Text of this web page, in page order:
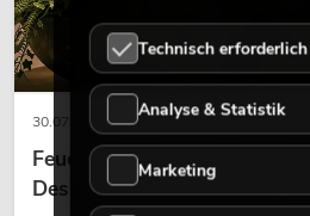
30.07.2026
Feuerhemmende
Design perfekt kombiniert
Technisch erforderlich
Analyse & Statistik
Marketing